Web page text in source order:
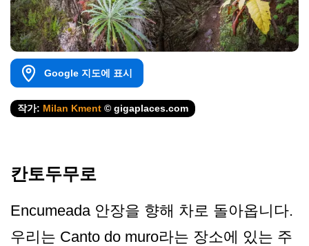
Google 지도에 표시
작가: Milan Kment © gigaplaces.com
칸토두무로
Encumeada 안장을 향해 차로 돌아옵니다.
우리는 Canto do muro라는 장소에 있는 주